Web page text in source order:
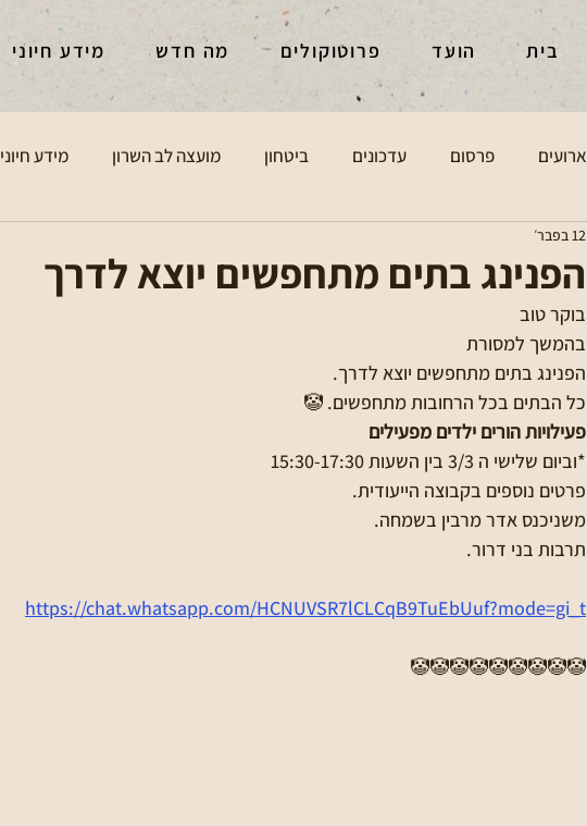
בית הועד פרוטוקולים מה חדש מידע חיוני
ארועים פרסום עדכונים ביטחון מועצה לב השרון מידע חיוני
הפנינג בתים מתחפשים יוצא לדרך
12 בפבר׳
בוקר טוב
בהמשך למסורת
הפנינג בתים מתחפשים יוצא לדרך.
כל הבתים בכל הרחובות מתחפשים. 🤡
פעילויות הורים ילדים מפעילים
*וביום שלישי ה 3/3 בין השעות 15:30-17:30
פרטים נוספים בקבוצה הייעודית.
משניכנס אדר מרבין בשמחה.
תרבות בני דרור.
https://chat.whatsapp.com/HCNUVSR7lCLCqB9TuEbUuf?mode=gi_t
🤡🤡🤡🤡🤡🤡🤡🤡🤡